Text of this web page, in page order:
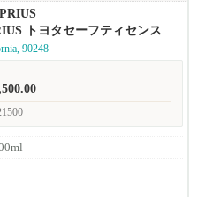
トヨタセーフティセンス
90248